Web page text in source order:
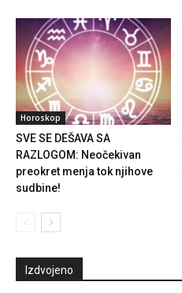
Horoskop
SVE SE DEŠAVA SA
RAZLOGOM: Neočekivan
preokret menja tok njihove
sudbine!
Izdvojeno